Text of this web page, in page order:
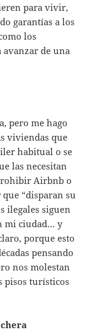
para vivir,
garantías a los
los
avanzar de una
pero me hago
viviendas que
habitual o se
las necesitan
Airbnb o
“disparan su
ilegales siguen
mi ciudad… y
porque esto
pensando
nos molestan
pisos turísticos